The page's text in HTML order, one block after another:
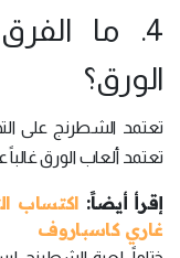
4. ما
الورق؟
تعتمد الشطرنج على
تعتمد ألعاب الورق
إقرأ أيضاً: اكتساب
غاري كاسباروف